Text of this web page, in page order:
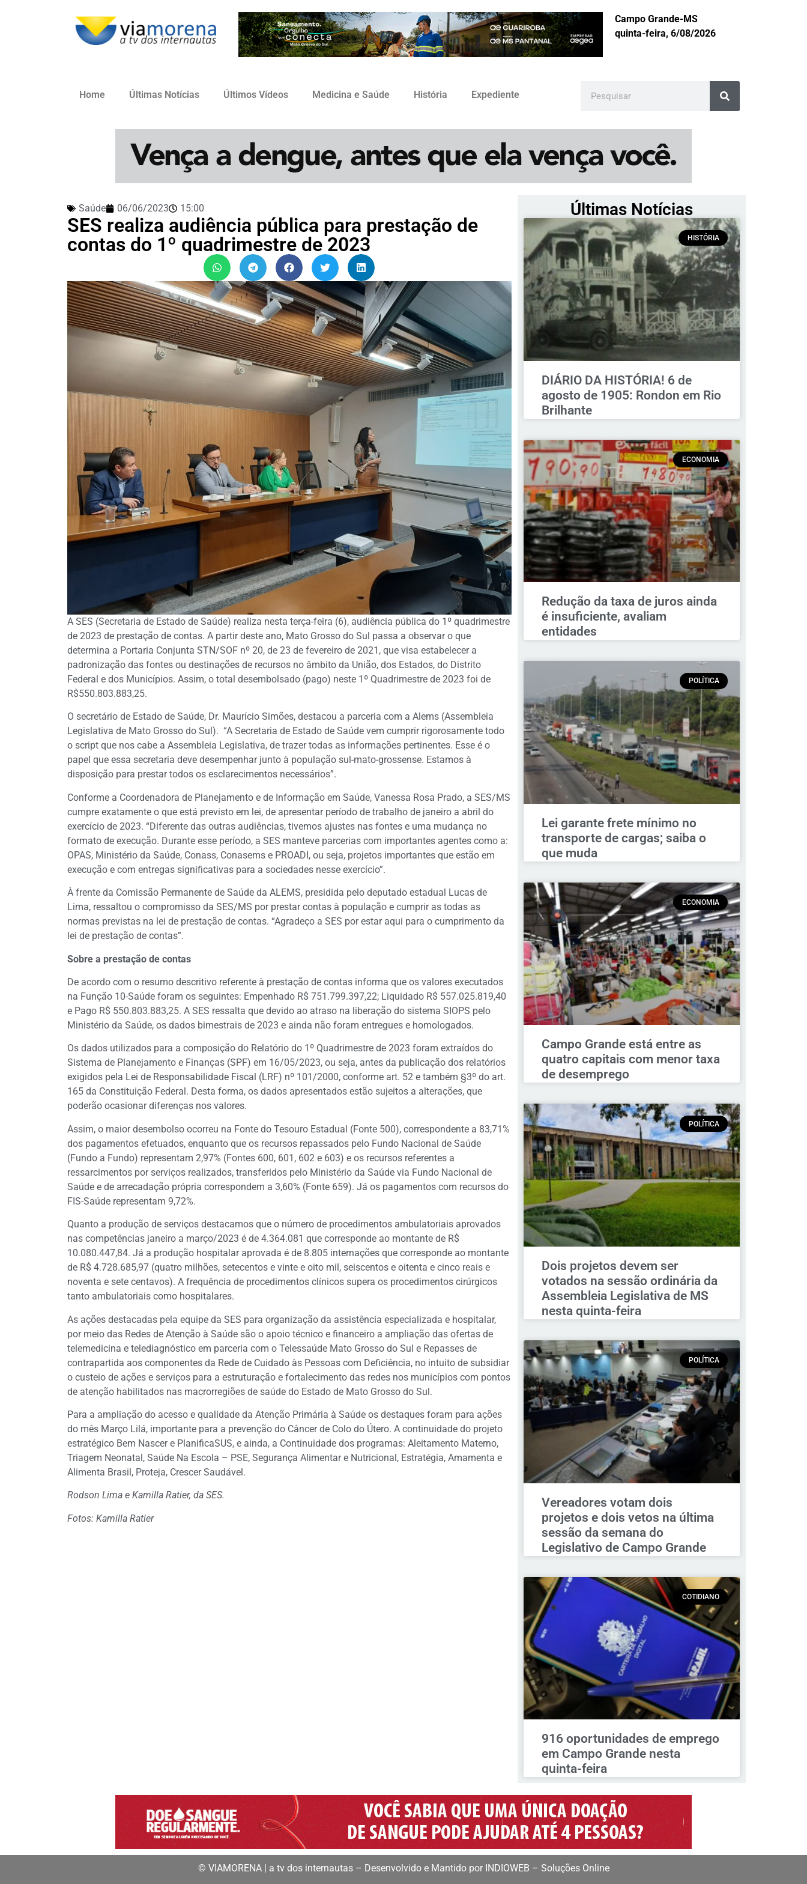
Campo Grande-MS
quinta-feira, 6/08/2026
Home Últimas Notícias Últimos Vídeos Medicina e Saúde História Expediente
Saúde 06/06/2023 15:00
SES realiza audiência pública para prestação de
contas do 1º quadrimestre de 2023
A SES (Secretaria de Estado de Saúde) realiza nesta terça-feira (6), audiência pública do 1º quadrimestre
de 2023 de prestação de contas. A partir deste ano, Mato Grosso do Sul passa a observar o que
determina a Portaria Conjunta STN/SOF nº 20, de 23 de fevereiro de 2021, que visa estabelecer a
padronização das fontes ou destinações de recursos no âmbito da União, dos Estados, do Distrito
Federal e dos Municípios. Assim, o total desembolsado (pago) neste 1º Quadrimestre de 2023 foi de
R$550.803.883,25.
O secretário de Estado de Saúde, Dr. Maurício Simões, destacou a parceria com a Alems (Assembleia
Legislativa de Mato Grosso do Sul). “A Secretaria de Estado de Saúde vem cumprir rigorosamente todo
o script que nos cabe a Assembleia Legislativa, de trazer todas as informações pertinentes. Esse é o
papel que essa secretaria deve desempenhar junto à população sul-mato-grossense. Estamos à
disposição para prestar todos os esclarecimentos necessários”.
Conforme a Coordenadora de Planejamento e de Informação em Saúde, Vanessa Rosa Prado, a SES/MS
cumpre exatamente o que está previsto em lei, de apresentar período de trabalho de janeiro a abril do
exercício de 2023. “Diferente das outras audiências, tivemos ajustes nas fontes e uma mudança no
formato de execução. Durante esse período, a SES manteve parcerias com importantes agentes como a:
OPAS, Ministério da Saúde, Conass, Conasems e PROADI, ou seja, projetos importantes que estão em
execução e com entregas significativas para a sociedades nesse exercício”.
À frente da Comissão Permanente de Saúde da ALEMS, presidida pelo deputado estadual Lucas de
Lima, ressaltou o compromisso da SES/MS por prestar contas à população e cumprir as todas as
normas previstas na lei de prestação de contas. “Agradeço a SES por estar aqui para o cumprimento da
lei de prestação de contas”.
Sobre a prestação de contas
De acordo com o resumo descritivo referente à prestação de contas informa que os valores executados
na Função 10-Saúde foram os seguintes: Empenhado R$ 751.799.397,22; Liquidado R$ 557.025.819,40
e Pago R$ 550.803.883,25. A SES ressalta que devido ao atraso na liberação do sistema SIOPS pelo
Ministério da Saúde, os dados bimestrais de 2023 e ainda não foram entregues e homologados.
Os dados utilizados para a composição do Relatório do 1º Quadrimestre de 2023 foram extraídos do
Sistema de Planejamento e Finanças (SPF) em 16/05/2023, ou seja, antes da publicação dos relatórios
exigidos pela Lei de Responsabilidade Fiscal (LRF) nº 101/2000, conforme art. 52 e também §3º do art.
165 da Constituição Federal. Desta forma, os dados apresentados estão sujeitos a alterações, que
poderão ocasionar diferenças nos valores.
Assim, o maior desembolso ocorreu na Fonte do Tesouro Estadual (Fonte 500), correspondente a 83,71%
dos pagamentos efetuados, enquanto que os recursos repassados pelo Fundo Nacional de Saúde
(Fundo a Fundo) representam 2,97% (Fontes 600, 601, 602 e 603) e os recursos referentes a
ressarcimentos por serviços realizados, transferidos pelo Ministério da Saúde via Fundo Nacional de
Saúde e de arrecadação própria correspondem a 3,60% (Fonte 659). Já os pagamentos com recursos do
FIS-Saúde representam 9,72%.
Quanto a produção de serviços destacamos que o número de procedimentos ambulatoriais aprovados
nas competências janeiro a março/2023 é de 4.364.081 que corresponde ao montante de R$
10.080.447,84. Já a produção hospitalar aprovada é de 8.805 internações que corresponde ao montante
de R$ 4.728.685,97 (quatro milhões, setecentos e vinte e oito mil, seiscentos e oitenta e cinco reais e
noventa e sete centavos). A frequência de procedimentos clínicos supera os procedimentos cirúrgicos
tanto ambulatoriais como hospitalares.
As ações destacadas pela equipe da SES para organização da assistência especializada e hospitalar,
por meio das Redes de Atenção à Saúde são o apoio técnico e financeiro a ampliação das ofertas de
telemedicina e telediagnóstico em parceria com o Telessaúde Mato Grosso do Sul e Repasses de
contrapartida aos componentes da Rede de Cuidado às Pessoas com Deficiência, no intuito de subsidiar
o custeio de ações e serviços para a estruturação e fortalecimento das redes nos municípios com pontos
de atenção habilitados nas macrorregiões de saúde do Estado de Mato Grosso do Sul.
Para a ampliação do acesso e qualidade da Atenção Primária à Saúde os destaques foram para ações
do mês Março Lilá, importante para a prevenção do Câncer de Colo do Útero. A continuidade do projeto
estratégico Bem Nascer e PlanificaSUS, e ainda, a Continuidade dos programas: Aleitamento Materno,
Triagem Neonatal, Saúde Na Escola – PSE, Segurança Alimentar e Nutricional, Estratégia, Amamenta e
Alimenta Brasil, Proteja, Crescer Saudável.
Rodson Lima e Kamilla Ratier, da SES.
Fotos: Kamilla Ratier
Últimas Notícias
HISTÓRIA
DIÁRIO DA HISTÓRIA! 6 de
agosto de 1905: Rondon em Rio
Brilhante
ECONOMIA
Redução da taxa de juros ainda
é insuficiente, avaliam
entidades
POLÍTICA
Lei garante frete mínimo no
transporte de cargas; saiba o
que muda
ECONOMIA
Campo Grande está entre as
quatro capitais com menor taxa
de desemprego
POLÍTICA
Dois projetos devem ser
votados na sessão ordinária da
Assembleia Legislativa de MS
nesta quinta-feira
POLÍTICA
Vereadores votam dois
projetos e dois vetos na última
sessão da semana do
Legislativo de Campo Grande
COTIDIANO
916 oportunidades de emprego
em Campo Grande nesta
quinta-feira
© VIAMORENA | a tv dos internautas – Desenvolvido e Mantido por INDIOWEB – Soluções Online